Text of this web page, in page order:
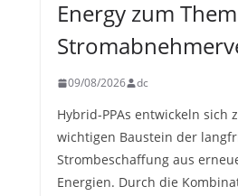
Energy zum
09/08/2026 dc
Hybrid-PPAs entwickeln sich
wichtigen Baustein der
Strombeschaffung aus
Energien. Durch die